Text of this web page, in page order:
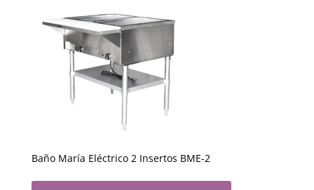
Baño María Eléctrico 2 Insertos BME-2